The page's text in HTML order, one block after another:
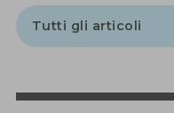
Tutti gli articoli